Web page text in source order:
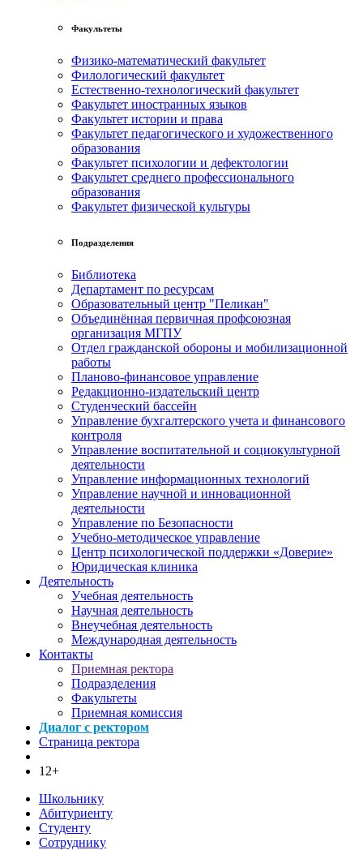
Факультеты
Физико-математический факультет
Филологический факультет
Естественно-технологический факультет
Факультет иностранных языков
Факультет истории и права
Факультет педагогического и художественного
образования
Факультет психологии и дефектологии
Факультет среднего профессионального
образования
Факультет физической культуры
Подразделения
Библиотека
Департамент по ресурсам
Образовательный центр "Пеликан"
Объединённая первичная профсоюзная
организация МГПУ
Отдел гражданской обороны и мобилизационной
работы
Планово-финансовое управление
Редакционно-издательский центр
Студенческий бассейн
Управление бухгалтерского учета и финансового
контроля
Управление воспитательной и социокультурной
деятельности
Управление информационных технологий
Управление научной и инновационной
деятельности
Управление по Безопасности
Учебно-методическое управление
Центр психологической поддержки «Доверие»
Юридическая клиника
Деятельность
Учебная деятельность
Научная деятельность
Внеучебная деятельность
Международная деятельность
Контакты
Приемная ректора
Подразделения
Факультеты
Приемная комиссия
Диалог с ректором
Страница ректора
12+
Школьнику
Абитуриенту
Студенту
Сотруднику